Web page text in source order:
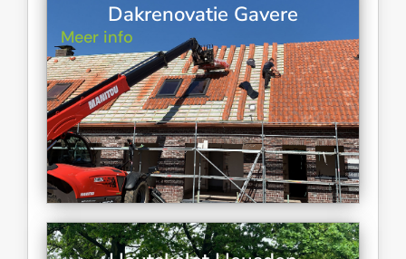
Dakrenovatie Gavere
Meer info